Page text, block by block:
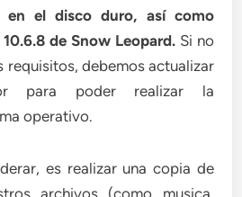
en el disco duro, así como
de Snow Leopard.Si no
requisitos, debemos actualizar
para poder realizar la
operativo.
es realizar una copia de
archivos (como musica,